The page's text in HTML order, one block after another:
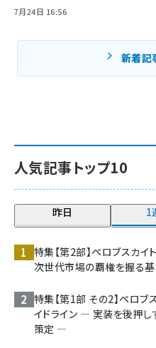
人気記事トップ10
昨日 1
特集【第2部】ペロブスカ
次世代市場の覇権を握る
特集【第1部 その2】ペロ
イドライン ― 実装を後押
策定 ―
7月24日 16:56
新着記